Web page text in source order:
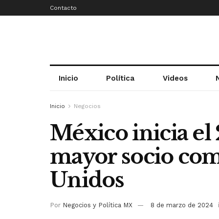
Contacto
Inicio Política Videos
Inicio Negocios
México inicia el
mayor socio
Unidos
Por Negocios y Política MX 8 de marzo de 2024